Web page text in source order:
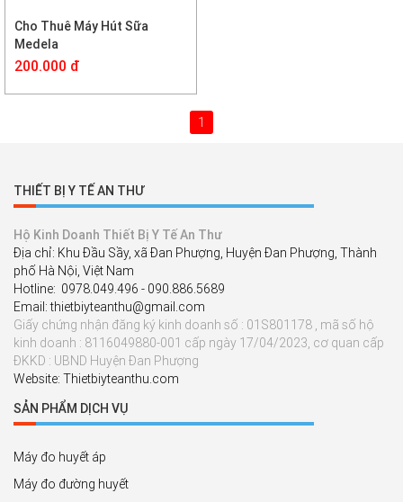
Cho Thuê Máy Hút Sữa
Medela
200.000 đ
1
THIẾT BỊ Y TẾ AN THƯ
Hộ Kinh Doanh Thiết Bị Y Tế An Thư
Địa chỉ: Khu Đầu Sầy, xã Đan Phượng, Huyện Đan Phượng, Thành
phố Hà Nội, Việt Nam
Hotline: 0978.049.496 - 090.886.5689
Email: thietbiyteanthu@gmail.com
Giấy chứng nhận đăng ký kinh doanh số : 01S801178 , mã số hộ
kinh doanh : 8116049880-001 cấp ngày 17/04/2023, cơ quan cấp
ĐKKD : UBND Huyện Đan Phượng
Website: Thietbiyteanthu.com
SẢN PHẨM DỊCH VỤ
Máy đo huyết áp
Máy đo đường huyết